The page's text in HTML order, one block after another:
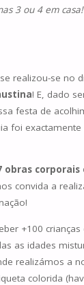
3 ou 4 em casa!
realizou-se no
! E, dado
festa de
foi exactamente
obras
convida a
+100
as idades
realizámos a
colorida